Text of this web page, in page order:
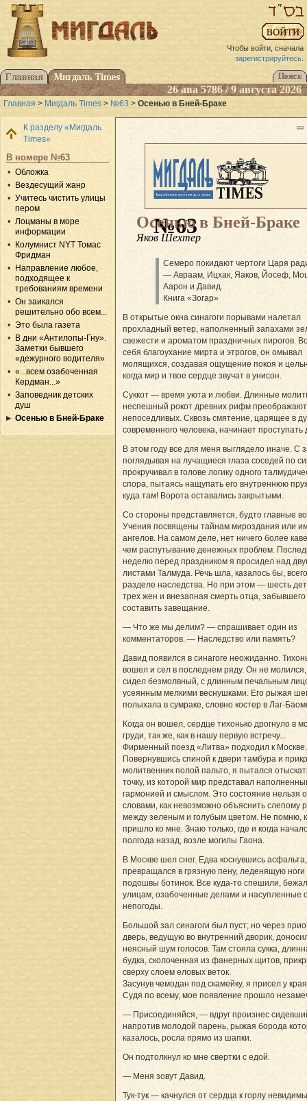
Чтобы войти, сначала
зарегистрируйтесь.
26 ава 5786 / 9 августа 2026
Главная > Мигдаль Times > №63 > Осенью в Бней-Браке
К разделу «Мигдаль
Times»
В номере №63
Обложка
Вездесущий жанр
Учитесь чистить улицы
пером
Лоцманы в море
информации
Колумнист NYT Томас
Фридман
Направление любое,
подходящее к
требованиям времени
Он заикался
решительно обо всем...
Это была газета
В дни «Антилопы-Гну».
Заметки бывшего
«дежурного водителя»
«...всем озабоченная
Кердман...»
Заповедник детских
душ
Осенью в Бней-Браке
№63
Осенью в Бней-Браке
Яков Шехтер
Семеро покидают чертоги Царя
— Авраам, Ицхак, Яаков, Йосеф,
Аарон и Давид.
Книга «Зогар»
В открытые окна синагоги порывами налетал
прохладный ветер, наполненный запахами
свежести и ароматом праздничных пирогов.
себя благоухание мирта и этрогов, он омывал
молящихся, создавая ощущение покоя и
когда мир и твое сердце звучат в унисон.
Суккот — время уюта и любви. Длинные
неспешный рокот древних рифм
непоседливых. Сквозь смятение, царящее в
современного человека, начинает проступать
В этом году все для меня выглядело иначе. С
поглядывая на лучащиеся глаза соседей по
прокручивал в голове логику одного
спора, пытаясь нащупать его внутреннюю
куда там! Ворота оставались закрытыми.
Со стороны представляется, будто главные
Учения посвящены тайнам мироздания или
ангелов. На самом деле, нет ничего более
чем распутывание денежных проблем.
неделю перед праздником я просидел над
листами Талмуда. Речь шла, казалось бы,
разделе наследства. Но при этом — шесть
трех жен и внезапная смерть отца, забывшего
составить завещание.
— Что же мы делим? — спрашивает один из
комментаторов. — Наследство или память?
Давид появился в синагоге неожиданно.
вошел и сел в последнем ряду. Он не
сидел безмолвный, с длинным печальным
усеянным мелкими веснушками. Его рыжая
полыхала в сумраке, словно костер в Лаг-
Когда он вошел, сердце тихонько дрогнуло в
груди, так же, как в нашу первую встречу...
Фирменный поезд «Литва» подходил к Москве.
Повернувшись спиной к двери тамбура и
молитвенник полой пальто, я пытался
точку, из которой мир представал
гармонией и смыслом. Это состояние нельзя
словами, как невозможно объяснить слепому
между зеленым и голубым цветом. Не помню,
пришло ко мне. Знаю только, где и когда
полгода назад, возле могилы Гаона.
В Москве шел снег. Едва коснувшись
превращался в грязную пену, леденящую ноги
подошвы ботинок. Все куда-то спешили,
улицам, озабоченные делами и насупленные
непогоды.
Большой зал синагоги был пуст; но через
дверь, ведущую во внутренний дворик,
неясный шум голосов. Там стояла сукка,
будка, сколоченная из фанерных щитов,
сверху слоем еловых веток.
Засунув чемодан под скамейку, я присел у
Судя по всему, мое появление прошло
— Присоединяйся, — вдруг произнес
напротив молодой парень, рыжая борода
казалось, росла прямо из шапки.
Он подтолкнул ко мне свертки с едой.
— Меня зовут Давид.
Тук-тук — качнулся от сердца к горлу